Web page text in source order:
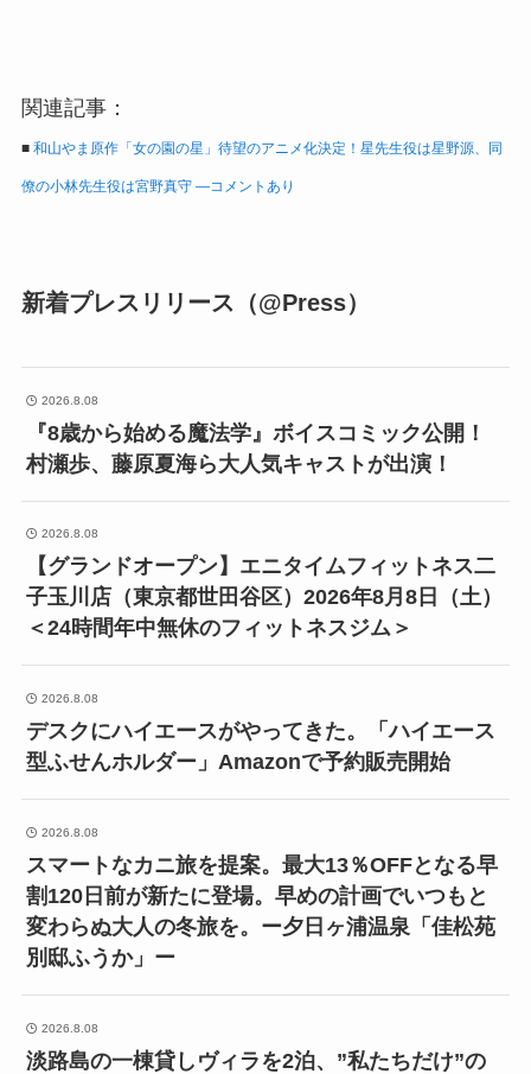
関連記事：
■ 和山やま原作「女の園の星」待望のアニメ化決定！星先生役は星野源、同
僚の小林先生役は宮野真守 ―コメントあり
新着プレスリリース（@Press）
2026.8.08
『8歳から始める魔法学』ボイスコミック公開！
村瀬歩、藤原夏海ら大人気キャストが出演！
2026.8.08
【グランドオープン】エニタイムフィットネス二
子玉川店（東京都世田谷区）2026年8月8日（土）
＜24時間年中無休のフィットネスジム＞
2026.8.08
デスクにハイエースがやってきた。「ハイエース
型ふせんホルダー」Amazonで予約販売開始
2026.8.08
スマートなカニ旅を提案。最大13％OFFとなる早
割120日前が新たに登場。早めの計画でいつもと
変わらぬ大人の冬旅を。ー夕日ヶ浦温泉「佳松苑
別邸ふうか」ー
2026.8.08
淡路島の一棟貸しヴィラを2泊、”私たちだけ”の